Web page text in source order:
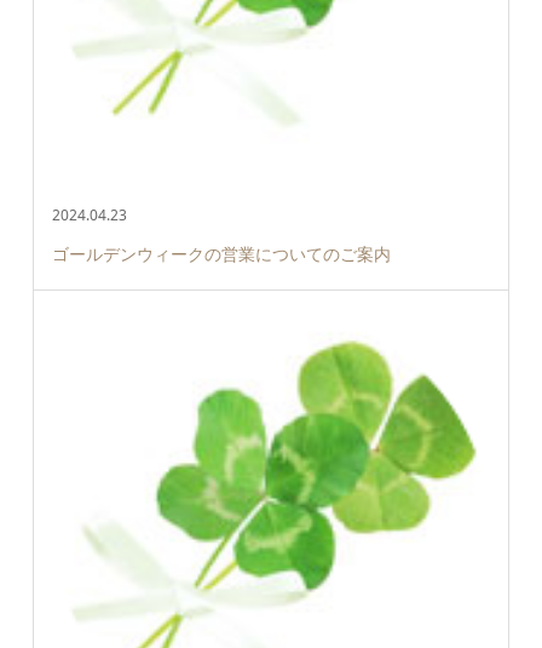
2024.04.23
ゴールデンウィークの営業についてのご案内